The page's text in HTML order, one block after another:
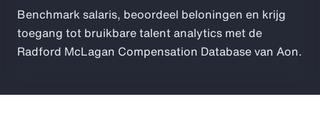
Benchmark salaris, beoordeel beloningen en krijg
toegang tot bruikbare talent analytics met de
Radford McLagan Compensation Database van Aon.